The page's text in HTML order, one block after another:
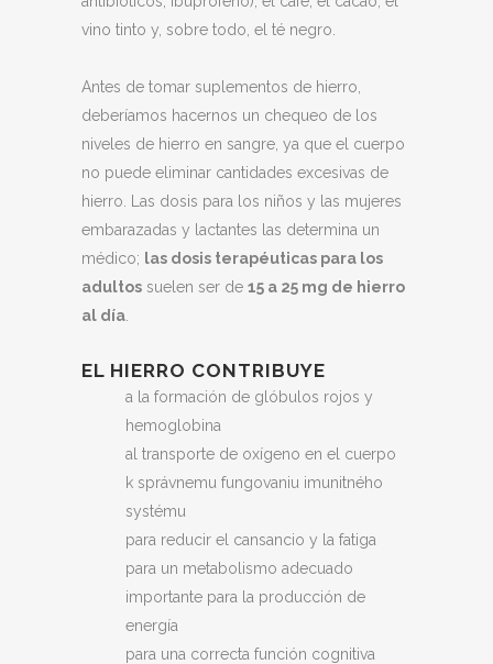
vino tinto y, sobre todo, el té negro.
Antes de tomar suplementos de hierro,
deberíamos hacernos un chequeo de los
niveles de hierro en sangre, ya que el cuerpo
no puede eliminar cantidades excesivas de
hierro. Las dosis para los niños y las mujeres
embarazadas y lactantes las determina un
médico; las dosis terapéuticas para los
adultos suelen ser de 15 a 25 mg de hierro
al día
EL HIERRO CONTRIBUYE
a la formación de glóbulos rojos y
hemoglobina
al transporte de oxígeno en el cuerpo
k správnemu fungovaniu imunitného
systému
para reducir el cansancio y la fatiga
para un metabolismo adecuado
importante para la producción de
energía
para una correcta función cognitiva